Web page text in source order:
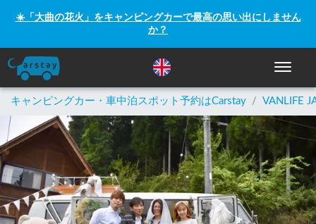
☀️「大曲の花火」をキャンピングカーで最高の思い出にしません
か？
ナビゲ
キャンピングカー・車中泊スポット予約はCarstay / VANLIFE